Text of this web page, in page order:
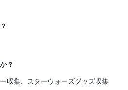
？
収集、スターウォーズグッズ収集